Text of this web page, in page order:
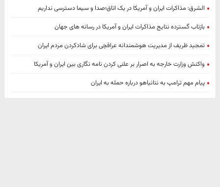
الشرق: مذاکرات ایران و آمریکا در یک اتاق؛صدا و سیما دسترسی نداریم
بازتاب گسترده نتایج مذاکرات ایران و آمریکا در رسانه های جهان
تمجید ظریف از مدیریت هوشمندانه عراقچی برای شادکردن مردم ایران
واکنش وزارت خارجه به اصرار بر علنی کردن نامه نگاری بین ایران و آمریکا
پیام مهم ترامپ به نتانیاهو درباره حمله به ایران